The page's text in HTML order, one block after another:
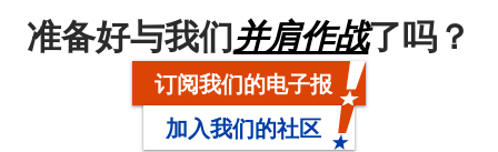
准备好与我们并肩作战了吗？
订阅我们的电子报
加入我们的社区